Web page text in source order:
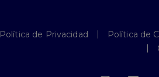
Política de Privacidad
Política de